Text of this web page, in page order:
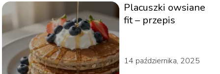
Placuszki owsiane
fit – przepis
14 października, 2025